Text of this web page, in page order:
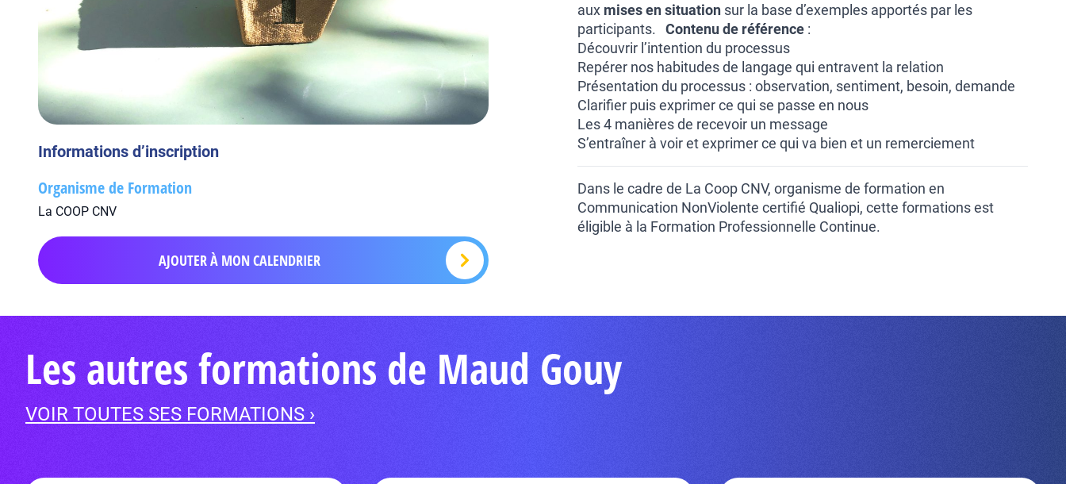
Informations d’inscription
Organisme de Formation
La COOP CNV
AJOUTER À MON CALENDRIER
aux mises en situation sur la base d’exemples apportés par les
participants. Contenu de référence :
Découvrir l’intention du processus
Repérer nos habitudes de langage qui entravent la relation
Présentation du processus : observation, sentiment, besoin, demande
Clarifier puis exprimer ce qui se passe en nous
Les 4 manières de recevoir un message
S’entraîner à voir et exprimer ce qui va bien et un remerciement
Dans le cadre de La Coop CNV, organisme de formation en
Communication NonViolente certifié Qualiopi, cette formations est
éligible à la Formation Professionnelle Continue.
Les autres formations de Maud Gouy
VOIR TOUTES SES FORMATIONS ›